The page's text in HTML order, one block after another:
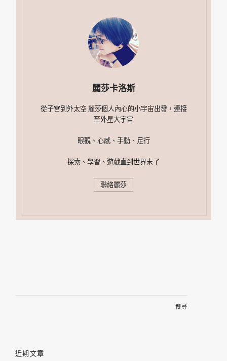
麗莎卡洛斯
從子宮到外太空 麗莎個人內心的小宇宙出發，連接
至外星大宇宙
眼觀、心感、手動、足行
探索、學習、遊戲直到世界末了
聯絡麗莎
近期文章